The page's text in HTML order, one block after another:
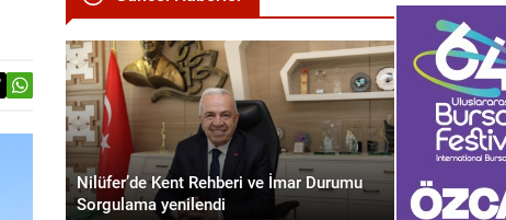
Nilüfer’de Kent Rehberi ve İmar Durumu
Sorgulama yenilendi